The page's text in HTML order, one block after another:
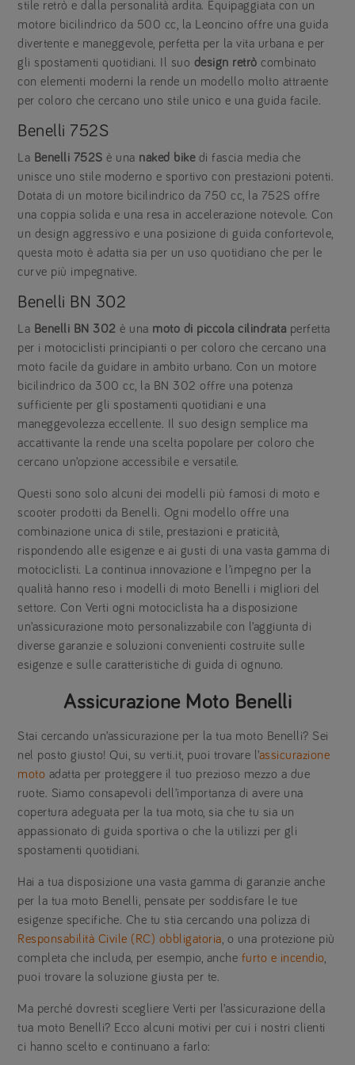
stile retrò e dalla personalità ardita. Equipaggiata con un
motore bicilindrico da 500 cc, la Leoncino offre una guida
divertente e maneggevole, perfetta per la vita urbana e per
gli spostamenti quotidiani. Il suo design retrò combinato
con elementi moderni la rende un modello molto attraente
per coloro che cercano uno stile unico e una guida facile.
Benelli 752S
La Benelli 752S è una naked bikedi fascia media che
unisce uno stile moderno e sportivo con prestazioni potenti.
Dotata di un motore bicilindrico da 750 cc, la 752S offre
una coppia solida e una resa in accelerazione notevole. Con
un design aggressivo e una posizione di guida confortevole,
questa moto è adatta sia per un uso quotidiano che per le
curve più impegnative.
Benelli BN 302
La Benelli BN 302 è una moto di piccola cilindrata perfetta
per i motociclisti principianti o per coloro che cercano una
moto facile da guidare in ambito urbano. Con un motore
bicilindrico da 300 cc, la BN 302 offre una potenza
sufficiente per gli spostamenti quotidiani e una
maneggevolezza eccellente. Il suo design semplice ma
accattivante la rende una scelta popolare per coloro che
cercano un’opzione accessibile e versatile.
Questi sono solo alcuni dei modelli più famosi di moto e
scooter prodotti da Benelli. Ogni modello offre una
combinazione unica di stile, prestazioni e praticità,
rispondendo alle esigenze e ai gusti di una vasta gamma di
motociclisti. La continua innovazione e l’impegno per la
qualità hanno reso i modelli di moto Benelli i migliori del
settore. Con Verti ogni motociclista ha a disposizione
un’assicurazione moto personalizzabile con l’aggiunta di
diverse garanzie e soluzioni convenienti costruite sulle
esigenze e sulle caratteristiche di guida di ognuno.
Assicurazione Moto Benelli
Stai cercando un’assicurazione per la tua moto Benelli? Sei
nel posto giusto! Qui, su verti.it, puoi trovare l’assicurazione
moto adatta per proteggere il tuo prezioso mezzo a due
ruote. Siamo consapevoli dell’importanza di avere una
copertura adeguata per la tua moto, sia che tu sia un
appassionato di guida sportiva o che la utilizzi per gli
spostamenti quotidiani.
Hai a tua disposizione una vasta gamma di garanzie anche
per la tua moto Benelli, pensate per soddisfare le tue
esigenze specifiche. Che tu stia cercando una polizza di
Responsabilità Civile (RC) obbligatoria , o una protezione più
completa che includa, per esempio, anche furto e incendio,
puoi trovare la soluzione giusta per te.
Ma perché dovresti scegliere Verti per l’assicurazione della
tua moto Benelli? Ecco alcuni motivi per cui i nostri clienti
ci hanno scelto e continuano a farlo: